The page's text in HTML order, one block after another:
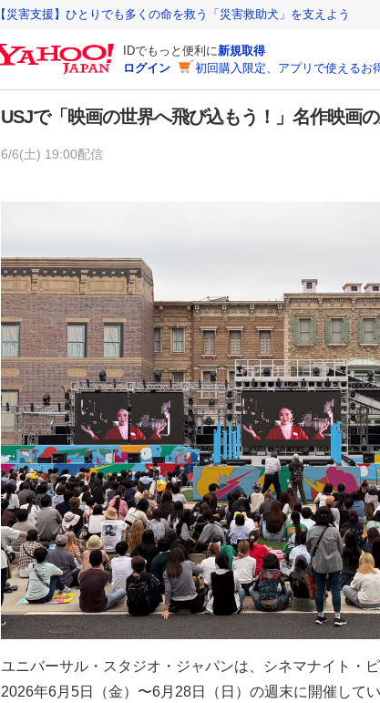
【災害支援】ひとりでも多くの命を救う「災害救助犬」を支えよう
IDでもっと便利に新規取得
ログイン
初回購入限定、アプリで使えるお
USJで「映画の世界へ飛び込もう！」名作映画
6/6(土) 19:00配信
ユニバーサル・スタジオ・ジャパンは、シネマナイト・
2026年6月5日（金）〜6月28日（日）の週末に開催してい